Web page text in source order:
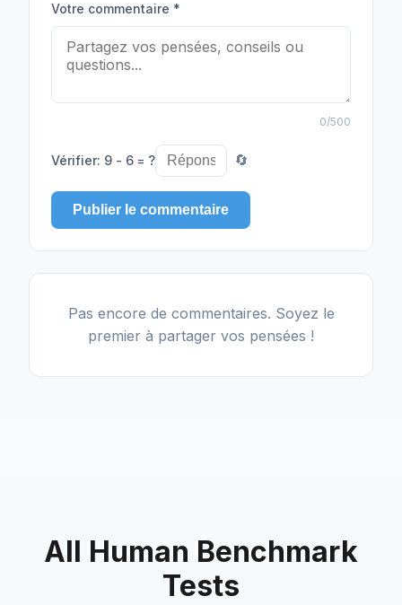
Votre commentaire *
0/500
Vérifier: 9 - 6 = ? 🔄
Publier le commentaire
Pas encore de commentaires. Soyez le
premier à partager vos pensées !
All Human Benchmark
Tests